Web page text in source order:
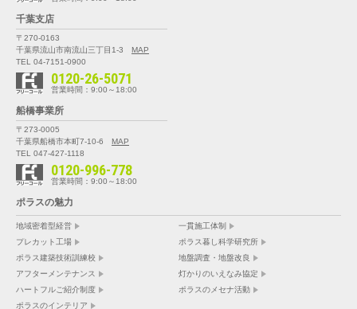
千葉支店
〒270-0163
千葉県流山市南流山三丁目1-3
MAP
TEL 04-7151-0900
0120-26-5071
営業時間：9:00～18:00
船橋事業所
〒273-0005
千葉県船橋市本町7-10-6
MAP
TEL 047-427-1118
0120-996-778
営業時間：9:00～18:00
ポラスの魅力
地域密着型経営
一貫施工体制
プレカット工場
ポラス暮し科学研究所
ポラス建築技術訓練校
地盤調査・地盤改良
アフターメンテナンス
灯かりのいえなみ協定
ハートフルご紹介制度
ポラスのメセナ活動
ポラスのインテリア